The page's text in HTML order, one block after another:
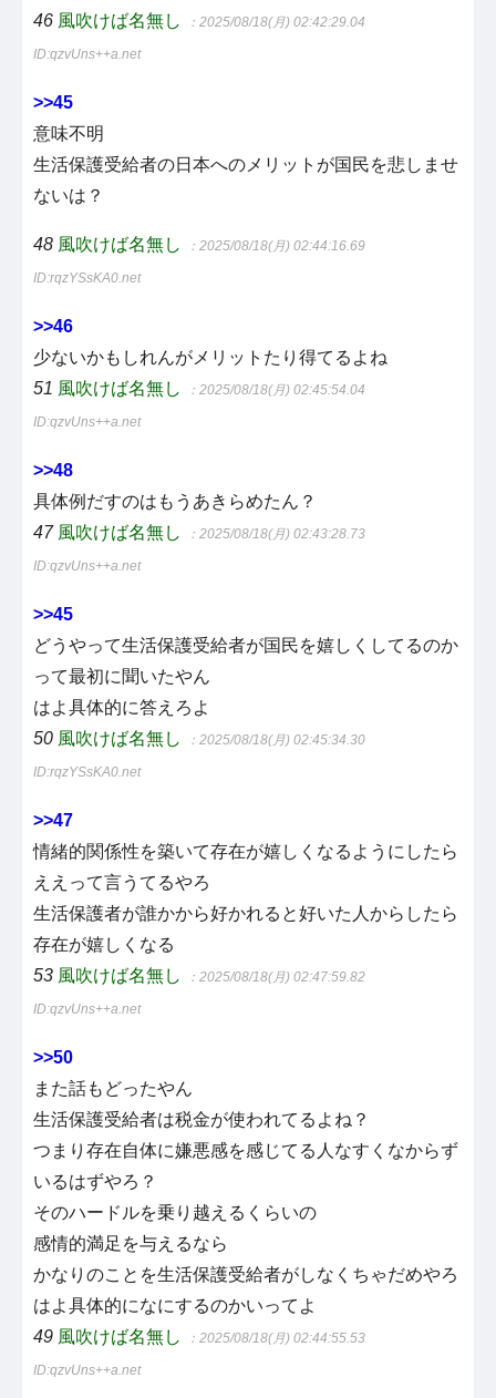
46 風吹けば名無し ：2025/08/18(月) 02:42:29.04
ID:qzvUns++a.net
>>45
意味不明
生活保護受給者の日本へのメリットが国民を悲しませ
ないは？
48 風吹けば名無し ：2025/08/18(月) 02:44:16.69
ID:rqzYSsKA0.net
>>46
少ないかもしれんがメリットたり得てるよね
51 風吹けば名無し ：2025/08/18(月) 02:45:54.04
ID:qzvUns++a.net
>>48
具体例だすのはもうあきらめたん？
47 風吹けば名無し ：2025/08/18(月) 02:43:28.73
ID:qzvUns++a.net
>>45
どうやって生活保護受給者が国民を嬉しくしてるのか
って最初に聞いたやん
はよ具体的に答えろよ
50 風吹けば名無し ：2025/08/18(月) 02:45:34.30
ID:rqzYSsKA0.net
>>47
情緒的関係性を築いて存在が嬉しくなるようにしたら
ええって言うてるやろ
生活保護者が誰かから好かれると好いた人からしたら
存在が嬉しくなる
53 風吹けば名無し ：2025/08/18(月) 02:47:59.82
ID:qzvUns++a.net
>>50
また話もどったやん
生活保護受給者は税金が使われてるよね？
つまり存在自体に嫌悪感を感じてる人なすくなからず
いるはずやろ？
そのハードルを乗り越えるくらいの
感情的満足を与えるなら
かなりのことを生活保護受給者がしなくちゃだめやろ
はよ具体的になにするのかいってよ
49 風吹けば名無し ：2025/08/18(月) 02:44:55.53
ID:qzvUns++a.net